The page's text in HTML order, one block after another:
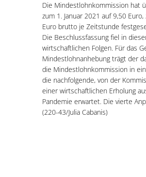
Die Mindestlohnkommission hat
zum 1. Januar 2021 auf 9,50
Euro brutto je Zeitstunde
Die Beschlussfassung fiel in
wirtschaftlichen Folgen. Für das
Mindestlohnanhebung trägt der
die Mindestlohnkommission in
die nachfolgende, von der
einer wirtschaftlichen Erholung
Pandemie erwartet. Die vierte
(220-43/Julia Cabanis)